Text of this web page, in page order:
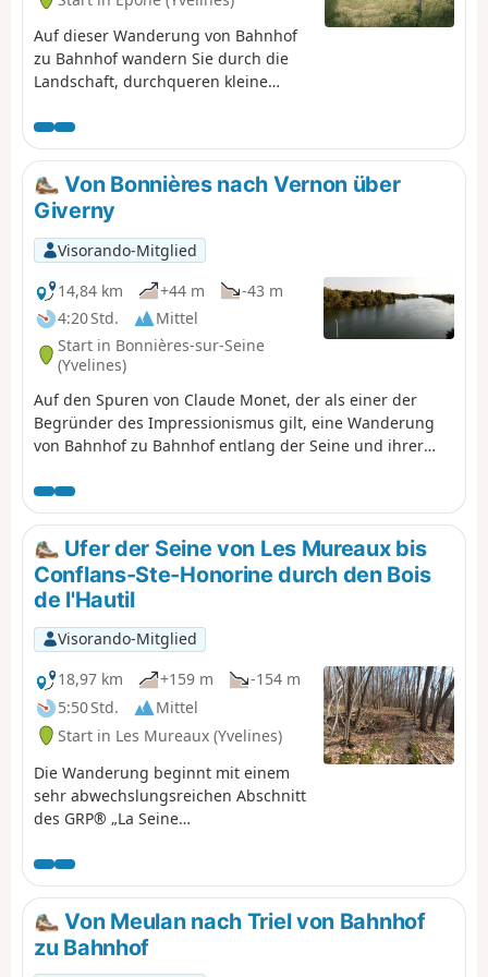
Auf dieser Wanderung von Bahnhof
zu Bahnhof wandern Sie durch die
Landschaft, durchqueren kleine
schöne Aussichtspunkte sowie
kulturelle Sehenswürdigkeiten
genießen können.
Von Bonnières nach Vernon über
Giverny
Visorando-Mitglied
14,84 km
+44 m
-43 m
4:20 Std.
Mittel
Start in Bonnières-sur-Seine
(Yvelines)
Auf den Spuren von Claude Monet, der als einer der
Begründer des Impressionismus gilt, eine Wanderung
von Bahnhof zu Bahnhof entlang der Seine und ihrer
halber Strecke bieten sich mehrere Besichtigungen in
Giverny an, wo der Maler von 1883 bis zu seinem Tod
1926 lebte und arbeitete. Am Ende der Wanderung lohnt
sich ein Abstecher zur Stiftskirche von Vernon.
Ufer der Seine von Les Mureaux bis
Conflans-Ste-Honorine durch den Bois
de l'Hautil
Visorando-Mitglied
18,97 km
+159 m
-154 m
5:50 Std.
Mittel
Start in Les Mureaux (Yvelines)
Die Wanderung beginnt mit einem
sehr abwechslungsreichen Abschnitt
des GRP® „La Seine
der imposanten ESA-Fabrik der
Ariane-Rakete und ihrem
Verladehafen, einem hübschen
Yachthafen, der Île de loisir du Val de
Seine und mehreren sehr
Von Meulan nach Triel von Bahnhof
zu Bahnhof